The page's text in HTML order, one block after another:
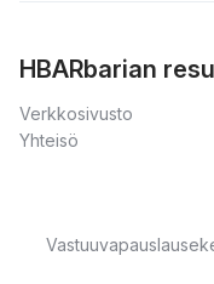
HBARbarian
Verkkosivusto
Yhteisö